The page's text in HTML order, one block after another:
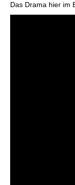
Das Drama hier im